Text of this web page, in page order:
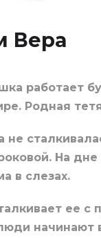
Вера
работает
Родная
не
На дне
в слезах.
ее
начинают